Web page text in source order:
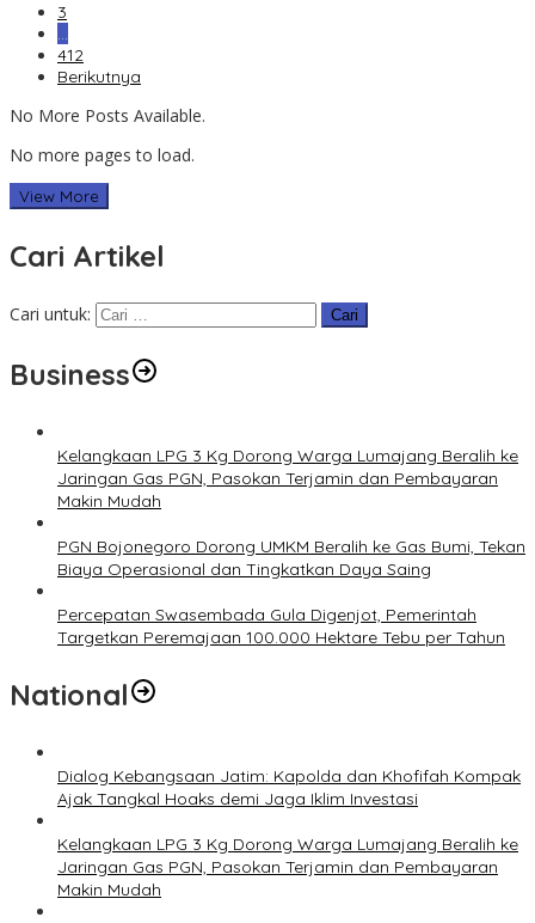
3
…
412
Berikutnya
No More Posts Available.
No more pages to load.
View More
Cari Artikel
Cari untuk:
Business
Kelangkaan LPG 3 Kg Dorong Warga Lumajang Beralih ke
Jaringan Gas PGN, Pasokan Terjamin dan Pembayaran
Makin Mudah
PGN Bojonegoro Dorong UMKM Beralih ke Gas Bumi, Tekan
Biaya Operasional dan Tingkatkan Daya Saing
Percepatan Swasembada Gula Digenjot, Pemerintah
Targetkan Peremajaan 100.000 Hektare Tebu per Tahun
National
Dialog Kebangsaan Jatim: Kapolda dan Khofifah Kompak
Ajak Tangkal Hoaks demi Jaga Iklim Investasi
Kelangkaan LPG 3 Kg Dorong Warga Lumajang Beralih ke
Jaringan Gas PGN, Pasokan Terjamin dan Pembayaran
Makin Mudah